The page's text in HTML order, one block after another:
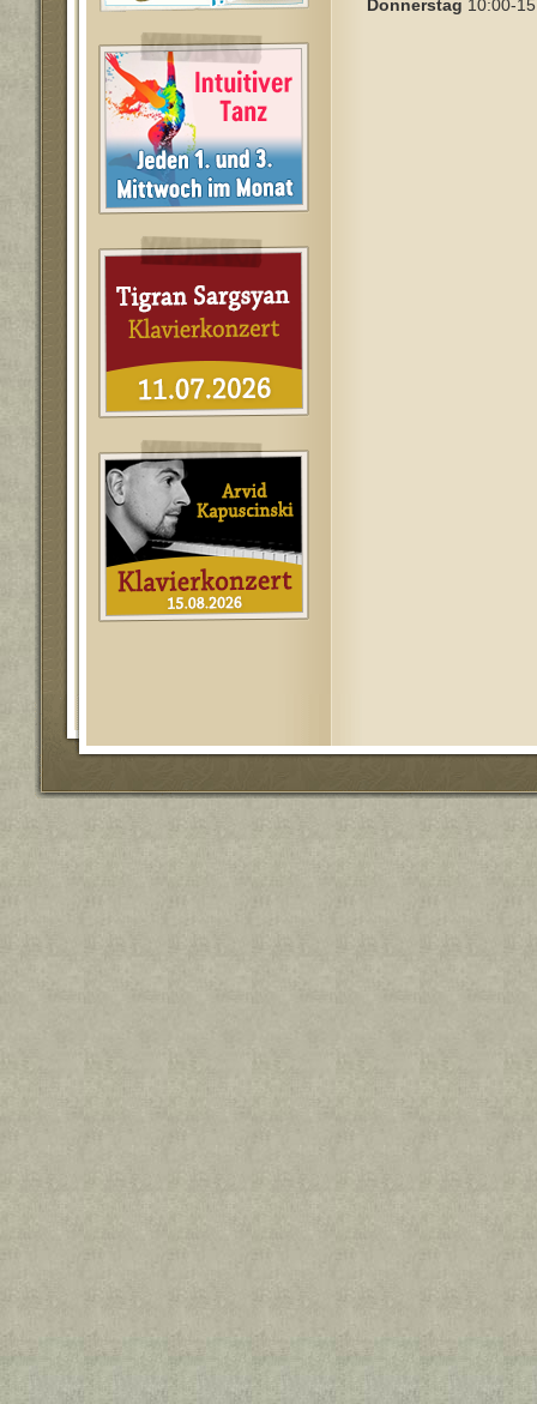
Donnerstag 10:00-